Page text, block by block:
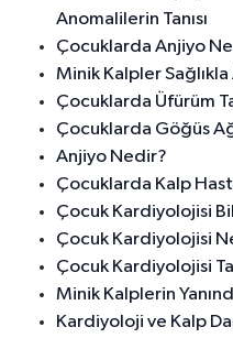
Anomalilerin Tanısı
Çocuklarda Anjiyo
Minik Kalpler Sağlıkla
Çocuklarda Üfürüm
Çocuklarda Göğüs
Anjiyo Nedir?
Çocuklarda Kalp
Çocuk Kardiyolojisi
Çocuk Kardiyolojisi
Çocuk Kardiyolojisi
Minik Kalplerin
Kardiyoloji ve Kalp